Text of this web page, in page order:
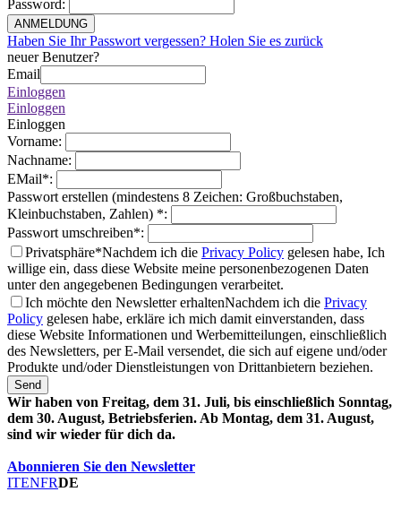
Password:
ANMELDUNG
Haben Sie Ihr Passwort vergessen? Holen Sie es zurück
neuer Benutzer?
Email
Einloggen
Einloggen
Einloggen
Vorname:
Nachname:
EMail*:
Passwort erstellen (mindestens 8 Zeichen: Großbuchstaben,
Kleinbuchstaben, Zahlen) *:
Passwort umschreiben*:
Privatsphäre*Nachdem ich die Privacy Policy gelesen habe, Ich
willige ein, dass diese Website meine personenbezogenen Daten
unter den angegebenen Bedingungen verarbeitet.
Ich möchte den Newsletter erhaltenNachdem ich die Privacy
Policy gelesen habe, erkläre ich mich damit einverstanden, dass
diese Website Informationen und Werbemitteilungen, einschließlich
des Newsletters, per E-Mail versendet, die sich auf eigene und/oder
Produkte und/oder Dienstleistungen von Drittanbietern beziehen.
Send
Wir haben von Freitag, dem 31. Juli, bis einschließlich Sonntag,
dem 30. August, Betriebsferien. Ab Montag, dem 31. August,
sind wir wieder für dich da.
Abonnieren Sie den Newsletter
ITENFRDE